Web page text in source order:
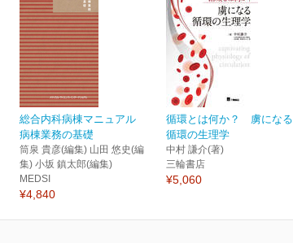
総合内科病棟マニュアル
病棟業務の基礎
筒泉 貴彦(編集) 山田 悠史(編
集) 小坂 鎮太郎(編集)
MEDSI
¥4,840
循環とは何か？ 虜になる
循環の生理学
中村 謙介(著)
三輪書店
¥5,060